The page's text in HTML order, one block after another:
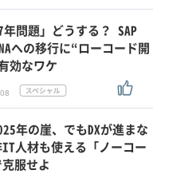
年問題」どうする？ SAP
への移行に“ローコード開
効なワケ
年の崖、でもDXが進まな
人材も使える「ノーコー
服せよ